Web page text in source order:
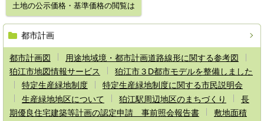
土地の公示価格・基準価格の閲覧は
都市計画
都市計画図
用途地域境・都市計画道路線形に関する参考図
狛江市地図情報サービス
狛江市３D都市モデルを整備しました
特定生産緑地制度
特定生産緑地制度に関する市民説明会
生産緑地地区について
狛江駅周辺地区のまちづくり
長
期優良住宅建築等計画の認定申請 事前照会報告書
敷地面積